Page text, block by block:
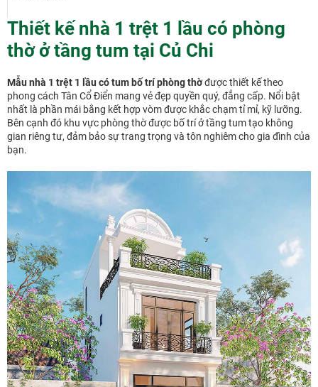
Thiết kế nhà 1 trệt 1 lầu có phòng
thờ ở tầng tum tại Củ Chi
Mẫu nhà 1 trệt 1 lầu có tum bố trí phòng thờđược thiết kế theo
phong cách Tân Cổ Điển mang vẻ đẹp quyền quý, đẳng cấp. Nổi bật
nhất là phần mái bằng kết hợp vòm được khắc chạm tỉ mỉ, kỹ lưỡng.
Bên cạnh đó khu vực phòng thờ được bố trí ở tầng tum tạo không
gian riêng tư, đảm bảo sự trang trọng và tôn nghiêm cho gia đình của
bạn.